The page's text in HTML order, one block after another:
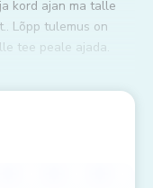
kord ajan ma talle
Lõpp tulemus on
tee peale ajada.